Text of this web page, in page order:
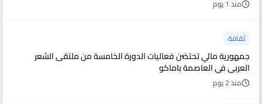
منذ 1 يوم
ثقافة
جمهورية مالي تحتضن فعاليات الدورة الخامسة من ملتقى الشعر
العربي في العاصمة باماكو
منذ 2 يوم